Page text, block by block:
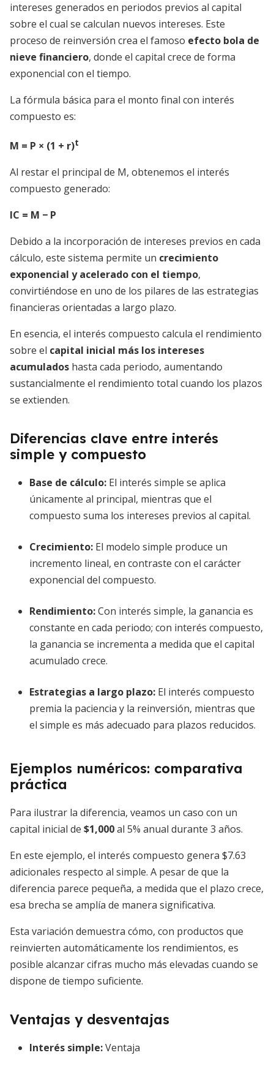
intereses generados en periodos previos al capital
sobre el cual se calculan nuevos intereses. Este
proceso de reinversión crea el famoso efecto bola de
nieve financiero, donde el capital crece de forma
exponencial con el tiempo.
La fórmula básica para el monto final con interés
compuesto es:
M = P × (1 + r)t
Al restar el principal de M, obtenemos el interés
compuesto generado:
IC = M − P
Debido a la incorporación de intereses previos en cada
cálculo, este sistema permite un crecimiento
exponencial y acelerado con el tiempo,
convirtiéndose en uno de los pilares de las estrategias
financieras orientadas a largo plazo.
En esencia, el interés compuesto calcula el rendimiento
sobre el capital inicial más los intereses
acumulados hasta cada periodo, aumentando
sustancialmente el rendimiento total cuando los plazos
se extienden.
Diferencias clave entre interés
simple y compuesto
Base de cálculo: El interés simple se aplica
únicamente al principal, mientras que el
compuesto suma los intereses previos al capital.
Crecimiento: El modelo simple produce un
incremento lineal, en contraste con el carácter
exponencial del compuesto.
Rendimiento:Con interés simple, la ganancia es
constante en cada periodo; con interés compuesto,
la ganancia se incrementa a medida que el capital
acumulado crece.
Estrategias a largo plazo: El interés compuesto
premia la paciencia y la reinversión, mientras que
el simple es más adecuado para plazos reducidos.
Ejemplos numéricos: comparativa
práctica
Para ilustrar la diferencia, veamos un caso con un
capital inicial de $1,000al 5% anual durante 3 años.
En este ejemplo, el interés compuesto genera $7.63
adicionales respecto al simple. A pesar de que la
diferencia parece pequeña, a medida que el plazo crece,
esa brecha se amplía de manera significativa.
Esta variación demuestra cómo, con productos que
reinvierten automáticamente los rendimientos, es
posible alcanzar cifras mucho más elevadas cuando se
dispone de tiempo suficiente.
Ventajas y desventajas
Interés simple:Ventaja